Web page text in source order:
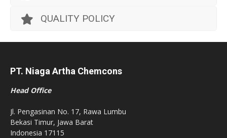
QUALITY POLICY
PT. Niaga Artha Chemcons
Head Office
Jl. Pengasinan No. 17, Rawa Lumbu
Bekasi Timur, Jawa Barat
Indonesia 17115